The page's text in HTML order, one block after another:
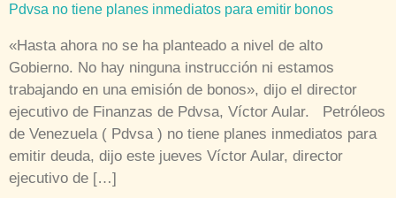
Pdvsa no tiene planes inmediatos para emitir bonos
«Hasta ahora no se ha planteado a nivel de alto
Gobierno. No hay ninguna instrucción ni estamos
trabajando en una emisión de bonos», dijo el director
ejecutivo de Finanzas de Pdvsa, Víctor Aular. Petróleos
de Venezuela ( Pdvsa ) no tiene planes inmediatos para
emitir deuda, dijo este jueves Víctor Aular, director
ejecutivo de […]